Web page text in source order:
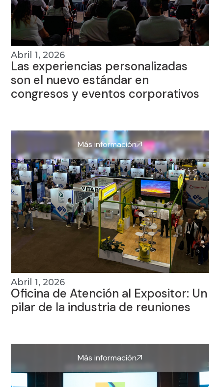
Abril 1, 2026
Las experiencias personalizadas
son el nuevo estándar en
congresos y eventos corporativos
Más información
Abril 1, 2026
Oficina de Atención al Expositor: Un
pilar de la industria de reuniones
Más información